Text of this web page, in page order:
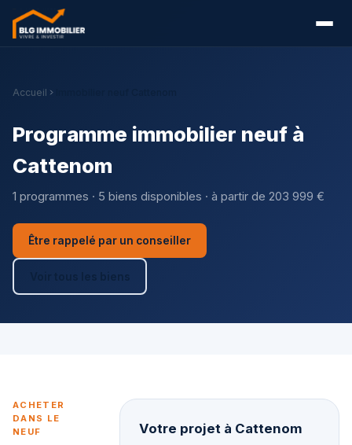
Accueil
Programme immobilier neuf à
Cattenom
1 programmes · 5 biens disponibles · à partir de 203 999 €
Être rappelé par un conseiller
Voir tous les biens
ACHETER
DANS LE
NEUF
Votre projet à Cattenom